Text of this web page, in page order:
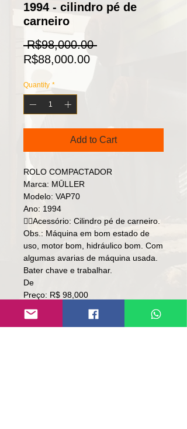
1994 - cilindro pé de
carneiro
R$98,000.00 Regular
Price
R$88,000.00Sale
Quantity *
Add to Cart
ROLO COMPACTADOR
Marca: MŪLLER
Modelo: VAP70
Ano: 1994
👉🏻Acessório: Cilindro pé de carneiro.
Obs.: Máquina em bom estado de
uso, motor bom, hidráulico bom. Com
algumas avarias de máquina usada.
Bater chave e trabalhar.
De
Preço: R$ 98,000
Por
Preço: R$ 88.000